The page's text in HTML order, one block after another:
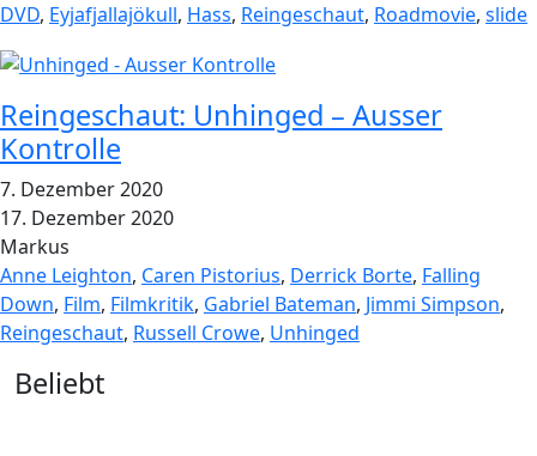
DVD, Eyjafjallajökull, Hass, Reingeschaut, Roadmovie, slide
Reingeschaut: Unhinged – Ausser
Kontrolle
7. Dezember 2020
17. Dezember 2020
Markus
Anne Leighton, Caren Pistorius, Derrick Borte, Falling
Down, Film, Filmkritik, Gabriel Bateman, Jimmi Simpson,
Reingeschaut, Russell Crowe, Unhinged
Widgets
Beliebt